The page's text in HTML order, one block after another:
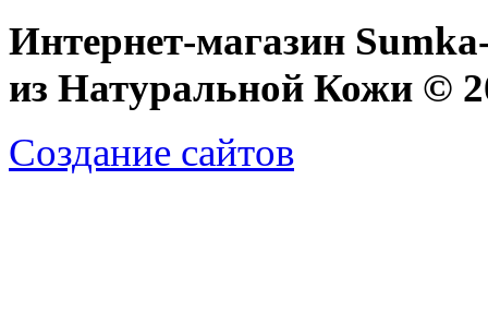
Интернет-магазин
из Натуральной Кожи ©
Создание сайтов